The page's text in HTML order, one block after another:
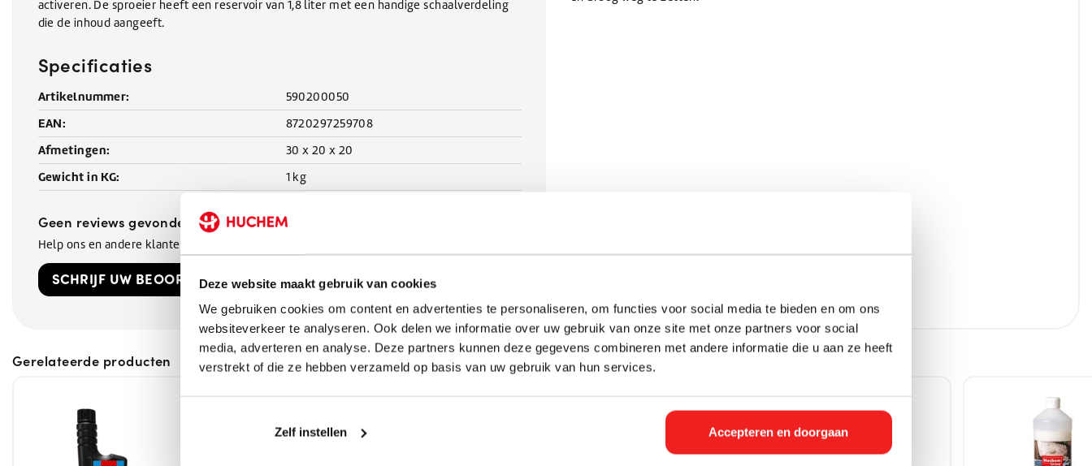
Deze website maakt gebruik van cookies
We gebruiken cookies om content en advertenties te personaliseren, om functies voor social media te bieden en om ons
websiteverkeer te analyseren. Ook delen we informatie over uw gebruik van onze site met onze partners voor social
media, adverteren en analyse. Deze partners kunnen deze gegevens combineren met andere informatie die u aan ze heeft
verstrekt of die ze hebben verzameld op basis van uw gebruik van hun services.
Zelf instellen Accepteren en doorgaan
activeren. De sproeier heeft een reservoir van 1,8 liter met een handige schaalverdeling
die de inhoud aangeeft.
Specificaties
Artikelnummer: 590200050
EAN: 8720297259708
Afmetingen: 30 x 20 x 20
Gewicht in KG: 1 kg
Geen reviews gevonden
Help ons en andere klanten door het schrijven van een review
SCHRIJF UW BEOORDELING!
Gerelateerde producten